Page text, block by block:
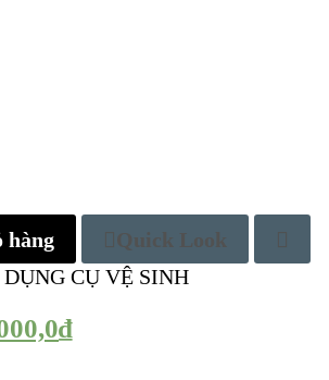
hàng
Quick Look
DỤNG CỤ VỆ SINH
₫